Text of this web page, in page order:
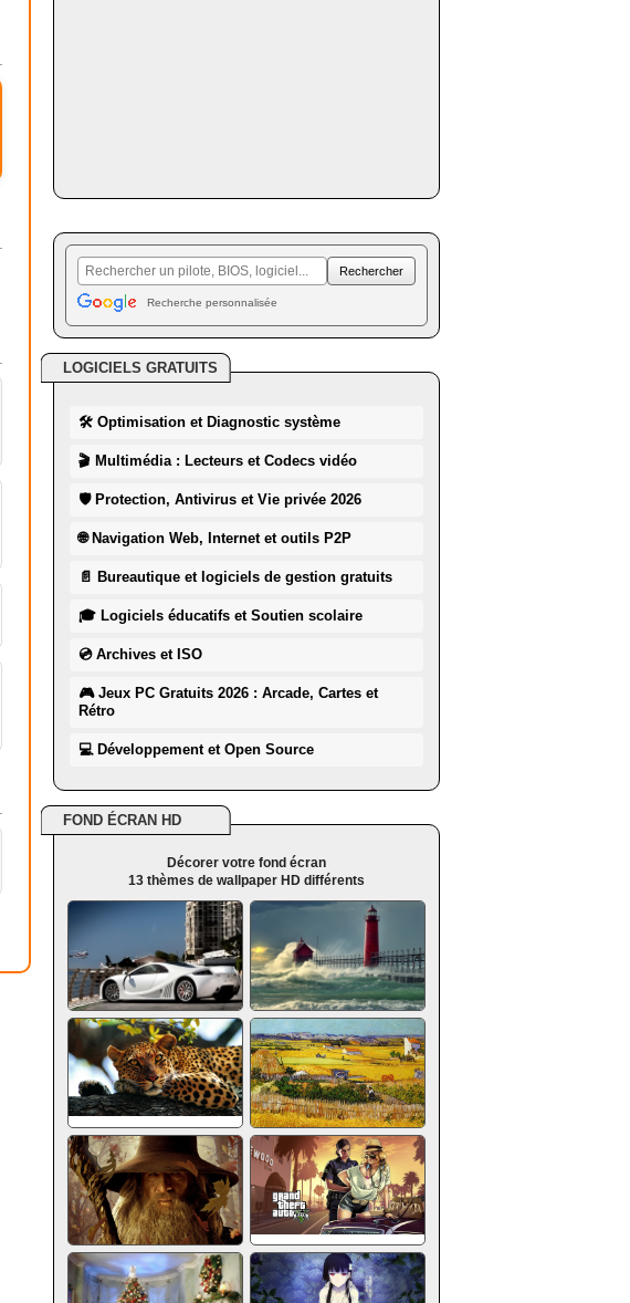
Recherche personnalisée
LOGICIELS GRATUITS
🛠 Optimisation et Diagnostic système
🎬 Multimédia : Lecteurs et Codecs vidéo
🛡 Protection, Antivirus et Vie privée 2026
🌐 Navigation Web, Internet et outils P2P
📄 Bureautique et logiciels de gestion gratuits
🎓 Logiciels éducatifs et Soutien scolaire
💿 Archives et ISO
🎮 Jeux PC Gratuits 2026 : Arcade, Cartes et
Rétro
💻 Développement et Open Source
FOND ÉCRAN HD
Décorer votre fond écran
13 thèmes de wallpaper HD différents